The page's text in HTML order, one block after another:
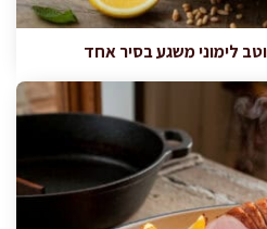
לימוני משגע בסיר אחד